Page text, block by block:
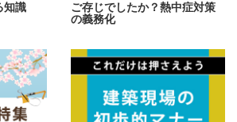
知識
ご存じでしたか？熱中症対策
の義務化